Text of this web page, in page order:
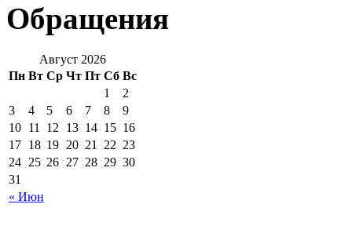
Обращения
Август 2026
Пн Вт Ср Чт Пт Сб Вс
« Июн
1
2
3
4 5 6 7 8
9
10 11 12 13 14 15 16
17 18 19 20 21 22 23
24 25 26 27 28 29 30
31